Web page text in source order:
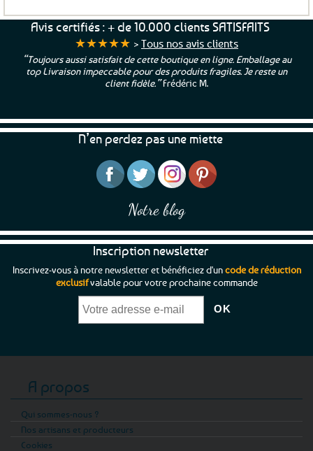
Avis certifiés : + de 10.000 clients SATISFAITS
★★★★★ > Tous nos avis clients
“Toujours aussi satisfait de cette boutique en ligne. Emballage au
top Livraison impeccable pour des produits fragiles. Je reste un
client fidèle.”Frédéric M.
N’en perdez pas une miette
Notre blog
Inscription newsletter
Inscrivez-vous à notre newsletter et bénéficiez d'uncode de réduction
exclusifvalable pour votre prochaine commande
A propos
Qui sommes-nous ?
Nos artisans et producteurs
Cookies